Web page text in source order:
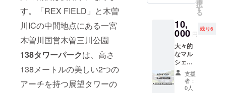
す。「REX FIELD」と木曽
川ICの中間地点にある一宮
木曽川国営木曽三川公園
138タワーパークは、高さ
138メートルの美しい2つの
アーチを持つ展望タワーの
たしま
誹謗中
傷など
の類の
メッ
セージ
は掲載
をお断
りしま
すので
お、
メール
で引換
コード
をお送
りし、
ご来店
時に
メール
される
までに
はお時
間をい
ただき
ますこ
とをご
了承く
ださ
て、今
後ス
テージ
が増え
ていく
ため、
何度も
来店さ
れる方
数制限
コート1
時間自
由にお
使いで
きるク
ラウド
ファン
ディン
グ限定
択
す
る
10,
000 円
残り6
大々的
なマル
シェは
不定期
です
が、
支援
者：
0人